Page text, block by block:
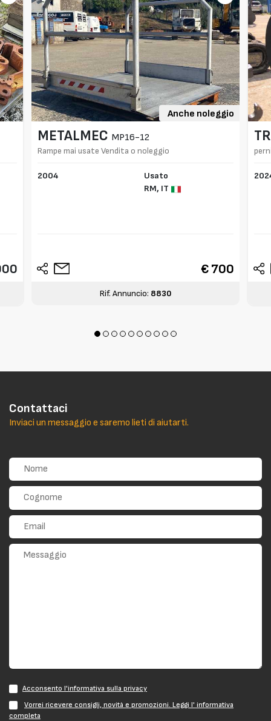
Anche noleggio
METALMEC MP16-12
Rampe mai usate Vendita o noleggio
2004
Usato
RM, IT
€ 700
Rif. Annuncio: 8830
Contattaci
Inviaci un messaggio e saremo lieti di aiutarti.
Acconsento l'informativa sulla privacy
Vorrei ricevere consigli, novità e promozioni. Leggi l' informativa
completa